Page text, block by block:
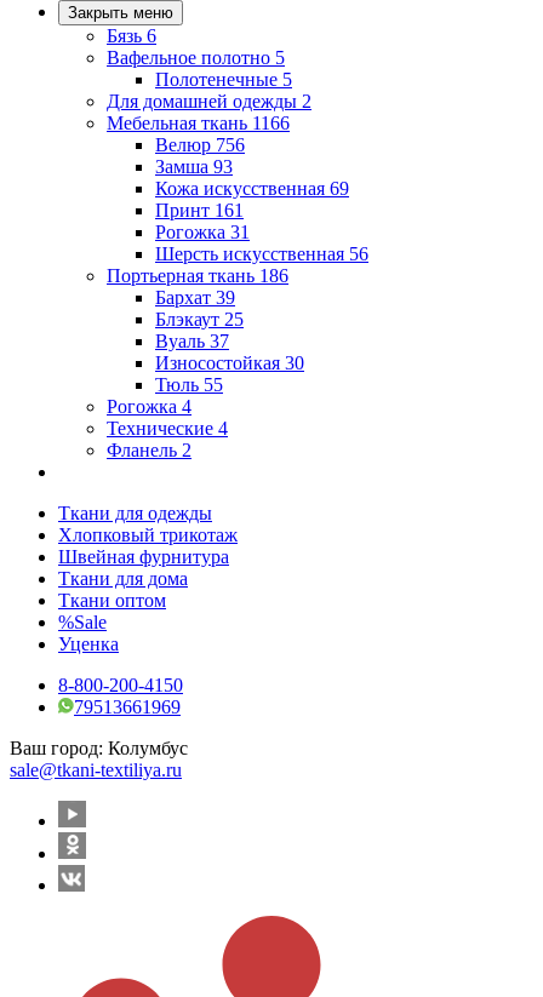
Закрыть меню
Бязь 6
Вафельное полотно 5
Полотенечные 5
Для домашней одежды 2
Мебельная ткань 1166
Велюр 756
Замша 93
Кожа искусственная 69
Принт 161
Рогожка 31
Шерсть искусственная 56
Портьерная ткань 186
Бархат 39
Блэкаут 25
Вуаль 37
Износостойкая 30
Тюль 55
Рогожка 4
Технические 4
Фланель 2
Ткани для одежды
Хлопковый трикотаж
Швейная фурнитура
Ткани для дома
Ткани оптом
%Sale
Уценка
8-800-200-4150
79513661969
Ваш город: Колумбус
sale@tkani-textiliya.ru